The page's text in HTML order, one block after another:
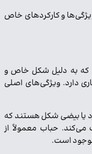
کنید و کارکردهای خاص
که به دلیل شکل خاص و
دارد. ویژگی‌های اصلی
یا بیضی شکل هستند که
می‌کند. حباب معمولاً از
است.